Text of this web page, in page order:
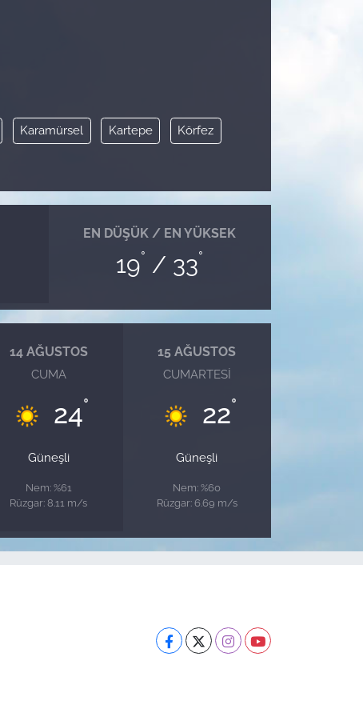
Karamürsel Kartepe Körfez
EN DÜŞÜK / EN YÜKSEK
19° / 33°
14 AĞUSTOS
CUMA
24°
Güneşli
Nem: %61
Rüzgar: 8.11 m/s
15 AĞUSTOS
CUMARTESI
22°
Güneşli
Nem: %60
Rüzgar: 6.69 m/s